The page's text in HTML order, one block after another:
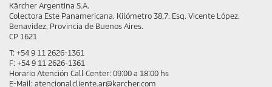
Kärcher Argentina S.A.
Colectora Este Panamericana. Kilómetro 38,7. Esq. Vicente López.
Benavidez, Provincia de Buenos Aires.
CP 1621
T: +54 9 11 2626-1361
F: +54 9 11 2626-1361
Horario Atención Call Center: 09:00 a 18:00 hs
E-Mail: atencionalcliente.ar@karcher.com